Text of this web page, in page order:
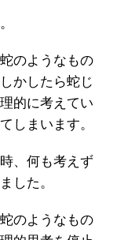
のようなもの
かしたら蛇じ
的に考えてい
しまいます。
、何も考えず
した。
のようなもの